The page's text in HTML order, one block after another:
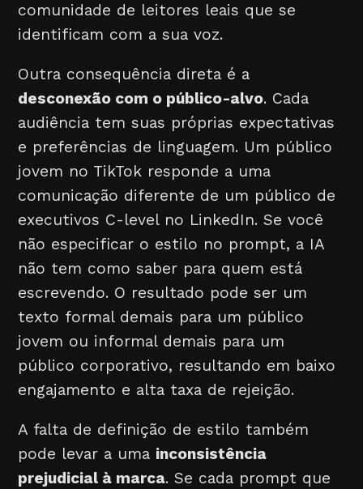
comunidade de leitores leais que se
identificam com a sua voz.
Outra consequência direta é a
desconexão com o público-alvo. Cada
audiência tem suas próprias expectativas
e preferências de linguagem. Um público
jovem no TikTok responde a uma
comunicação diferente de um público de
executivos C-level no LinkedIn. Se você
não especificar o estilo no prompt, a IA
não tem como saber para quem está
escrevendo. O resultado pode ser um
texto formal demais para um público
jovem ou informal demais para um
público corporativo, resultando em baixo
engajamento e alta taxa de rejeição.
A falta de definição de estilo também
pode levar a uma inconsistência
prejudicial à marca. Se cada prompt que